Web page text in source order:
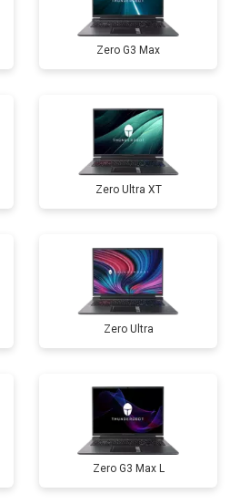
от 1500 ₽ Заказать
от 3500 ₽
Zero G3 Max
Zero Ultra XT
Zero Ultra
Zero G3 Max L